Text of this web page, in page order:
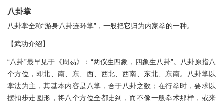
八卦掌
八卦掌全称“游身八卦连环掌”，一般把它归为内家拳的一种。
【武功介绍】
“八卦”最早见于《周易》：“两仪生四象，四象生八卦”。八卦原指八
个方位，即北、南、东、西、西北、西南、东北、东南。八卦掌以
掌法为主，其基本内容是八掌，合于八卦之数；在行拳时，要求以
摆扣步走圆形，将八个方位全都走到，而不像一般拳术那样，或来